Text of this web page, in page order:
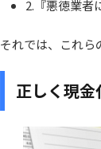
2.『悪徳業者
それでは、これら
正しく現